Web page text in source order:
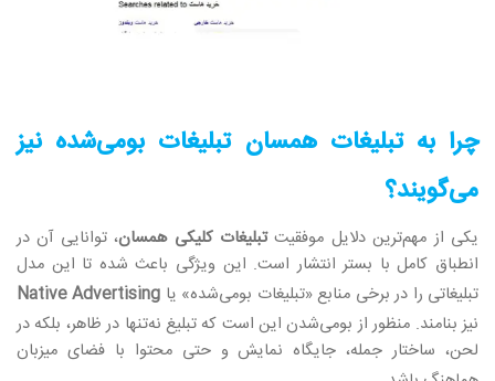
چرا به تبلیغات همسان تبلیغات بومی‌شده نیز
می‌گویند؟
یکی از مهم‌ترین دلایل موفقیتتبلیغات کلیکی همسان، توانایی آن در
انطباق کامل با بستر انتشار است. این ویژگی باعث شده تا این مدل
تبلیغاتی را در برخی منابع «تبلیغات بومی‌شده» یا Native Advertising
نیز بنامند. منظور از بومی‌شدن این است که تبلیغ نه‌تنها در ظاهر، بلکه در
لحن، ساختار جمله، جایگاه نمایش و حتی محتوا با فضای میزبان